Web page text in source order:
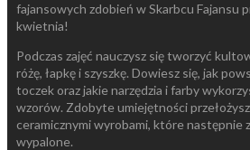
fajansowych zdobień w Skarbcu Fajansu
kwietnia!
Podczas zajęć nauczysz się tworzyć
różę, łapkę i szyszkę. Dowiesz się, jak
toczek oraz jakie narzędzia i farby
wzorów. Zdobyte umiejętności
ceramicznymi wyrobami, które następnie
wypalone.